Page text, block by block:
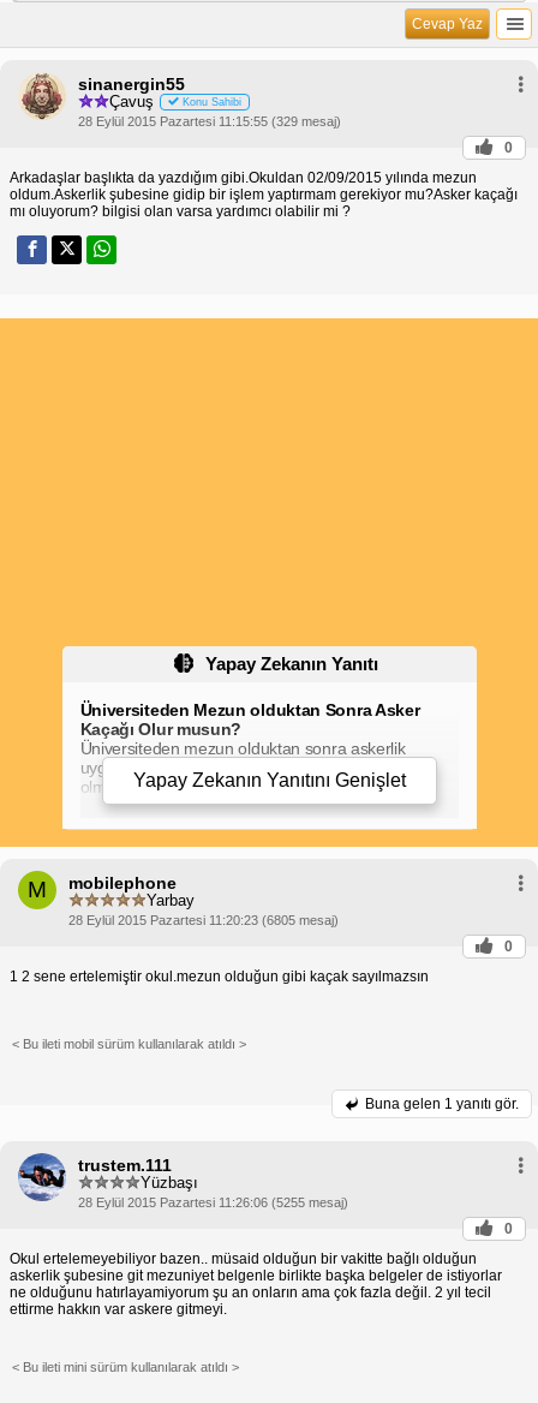
Cevap Yaz
sinanergin55
Çavuş Konu Sahibi
28 Eylül 2015 Pazartesi 11:15:55 (329 mesaj)
0
Arkadaşlar başlıkta da yazdığım gibi.Okuldan 02/09/2015 yılında mezun
oldum.Askerlik şubesine gidip bir işlem yaptırmam gerekiyor mu?Asker kaçağı
mı oluyorum? bilgisi olan varsa yardımcı olabilir mi ?
Yapay Zekanın Yanıtı
Üniversiteden Mezun olduktan Sonra Asker
Kaçağı Olur musun?
Üniversiteden mezun olduktan sonra askerlik
uygulamaları birçok kişi için merak konusu
olmaktadır. Bu yazımızda, üniversiteden mezun
olduktan sonra askerlik durumunuzu açıklıyor ve
olası sonuçları hakkında bilgi veriyoruz.
Askerlik Şubesine Gitmek Zorunludur
üniversiteden mezun olduktan sonra 6 ay içinde
askerlik şubesine gitmek zorunludur. Bu süre
zarfında askerlik şubesine gitmeyen kişiler, "asker
Asker Kaçağının Sonuçları
Ayrıca, asker kaçağı olan kişiler kamu kurumlarına
Askerlik Şubesine Nasıl Başvurulur?
Askerlik şubesine başvurmak için gerekli belgeler
cüzdanı
Mezuniyet
Öğrenci belgesi (eğer hala öğrenciyseniz)
Askerlik şubesine başvuru işlemleri genellikle birkaç
Önemli NotlarAskerlik yükümlülüğünüzü ertelemek için
geçerli bir nedeniniz varsa, askerlik
şubesine başvurmanız ve erteleme talebinde
bulunmanız gerekmektedir.
Asker kaçağı olmak ciddi sonuçlar doğurabilir. Bu
Yapay Zekanın Yanıtını Genişlet
M mobilephone
Yarbay
28 Eylül 2015 Pazartesi 11:20:23 (6805 mesaj)
0
1 2 sene ertelemiştir okul.mezun olduğun gibi kaçak sayılmazsın
< Bu ileti mobil sürüm kullanılarak atıldı >
Buna gelen 1 yanıtı gör.
trustem.111
Yüzbaşı
28 Eylül 2015 Pazartesi 11:26:06 (5255 mesaj)
0
Okul ertelemeyebiliyor bazen.. müsaid olduğun bir vakitte bağlı olduğun
askerlik şubesine git mezuniyet belgenle birlikte başka belgeler de istiyorlar
ne olduğunu hatırlayamiyorum şu an onların ama çok fazla değil. 2 yıl tecil
ettirme hakkın var askere gitmeyi.
< Bu ileti mini sürüm kullanılarak atıldı >